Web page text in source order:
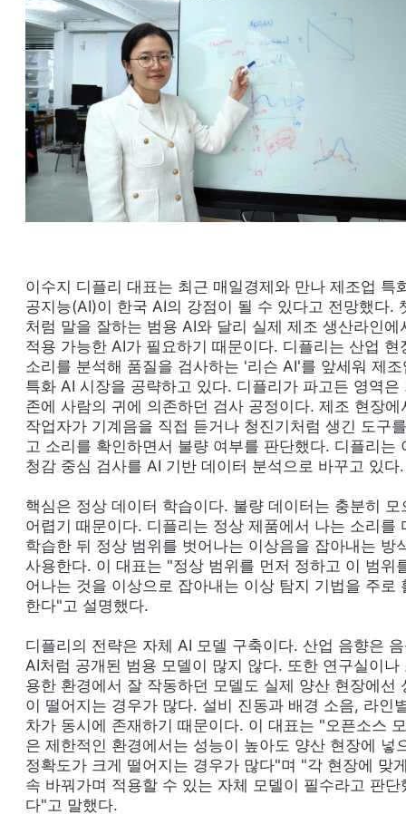
이수지 디플리 대표는 최근 매일경제와 만나 제조업 특
공지능(AI)이 한국 AI의 강점이 될 수 있다고 전망했다.
처럼 말을 잘하는 범용 AI와 달리 실제 제조 생산라인에
적용 가능한 AI가 필요하기 때문이다. 디플리는 산업 현
소리를 분석해 품질을 검사하는 '리슨 AI'를 앞세워 제조
특화 AI 시장을 공략하고 있다. 디플리가 파고든 영역은
존에 사람의 귀에 의존하던 검사 공정이다. 제조 현장에
작업자가 기계음을 직접 듣거나 청진기처럼 생긴 도구
고 소리를 확인하면서 불량 여부를 판단했다. 디플리는
청감 중심 검사를 AI 기반 데이터 분석으로 바꾸고 있다.
핵심은 정상 데이터 학습이다. 불량 데이터는 충분히 모
어렵기 때문이다. 디플리는 정상 제품에서 나는 소리를
학습한 뒤 정상 범위를 벗어나는 이상음을 잡아내는 방
사용한다. 이 대표는 "정상 범위를 먼저 정하고 이 범위
어나는 것을 이상으로 잡아내는 이상 탐지 기법을 주로
한다"고 설명했다.
디플리의 전략은 자체 AI 모델 구축이다. 산업 음향은
AI처럼 공개된 범용 모델이 많지 않다. 또한 연구실이나
용한 환경에서 잘 작동하던 모델도 실제 양산 현장에선
이 떨어지는 경우가 많다. 설비 진동과 배경 소음, 라인
차가 동시에 존재하기 때문이다. 이 대표는 "오픈소스
은 제한적인 환경에서는 성능이 높아도 양산 현장에 넣
정확도가 크게 떨어지는 경우가 많다"며 "각 현장에 맞
속 바꿔가며 적용할 수 있는 자체 모델이 필수라고 판단
다"고 말했다.